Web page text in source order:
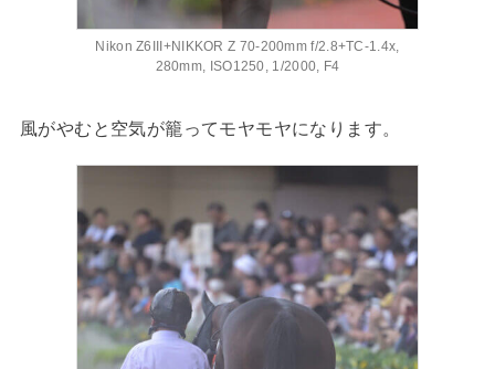
Nikon Z6III+NIKKOR Z 70-200mm f/2.8+TC-1.4x,
280mm, ISO1250, 1/2000, F4
風がやむと空気が籠ってモヤモヤになります。